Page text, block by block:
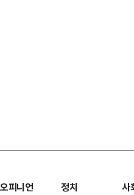
오피니언 정치 사